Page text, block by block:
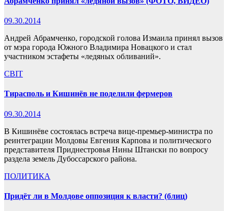
09.30.2014
Андрей Абрамченко, городской голова Измаила принял вызов
от мэра города Южного Владимира Новацкого и стал
участником эстафеты «ледяных обливаний».
СВІТ
Тирасполь и Кишинёв не поделили фермеров
09.30.2014
В Кишинёве состоялась встреча вице-премьер-министра по
реинтеграции Молдовы Евгения Карпова и политического
представителя Приднестровья Нины Штански по вопросу
раздела земель Дубоссарского района.
ПОЛИТИКА
Придёт ли в Молдове оппозиция к власти? (блиц)